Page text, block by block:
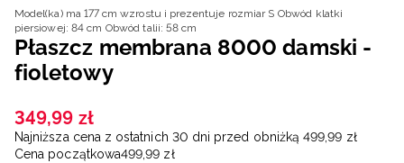
Model(ka) ma 177 cm wzrostu i prezentuje rozmiar S Obwód klatki
piersiowej: 84 cm Obwód talii: 58 cm
Płaszcz membrana 8000 damski -
fioletowy
349,99 zł
Najniższa cena z ostatnich 30 dni przed obniżką 499,99 zł
Cena początkowa499,99 zł